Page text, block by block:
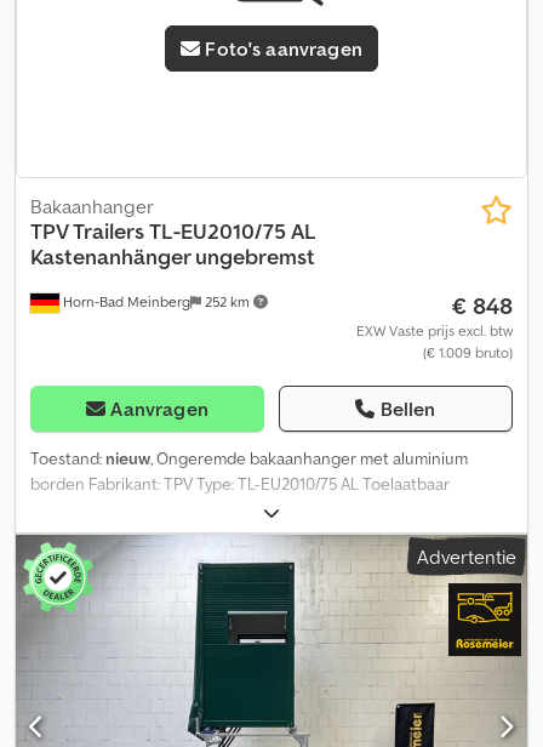
Foto's aanvragen
Horn-Bad Meinberg 252 km
Bakaanhanger
TPV TrailersTL-EU2010/75 AL
Kastenanhänger ungebremst
€ 848
EXW Vaste prijs excl. btw
(€ 1.009 bruto)
Aanvragen Bellen
Toestand: nieuw, Ongeremde bakaanhanger met aluminium
borden Fabrikant: TPV Type: TL-EU2010/75 AL Toelaatbaar
totaalgewicht: 750 kg Binnenmaten: 2030 x 1080 x 350 mm (L x B x
H) Buitenmaten: 2960 x 1520 x 890 mm (L x B x H) Toelaatbaar
totaalgewicht: 750 kg Leeggewicht: 121 kg Laadvermogen: 629 kg
(laadvermogen kan variëren afhankelijk van uitrusting en
constructie) Volbad-verzinkt dissel met langsliggerchassis
Stevige, dubbelwandige en geanodiseerde aluminium borden 4
stevige sjorogen voor optimale ladingszekering Codezaxzljpfx
Aqwerf Bevestigingspunten voor ladingsnet aan de buitenzijde
van het bord Inclusief voertuigdokumenten Optionele extra’s en
accessoires voor deze aanhanger: Vlakzeil Huif 800 of 1000 mm
Advertentie